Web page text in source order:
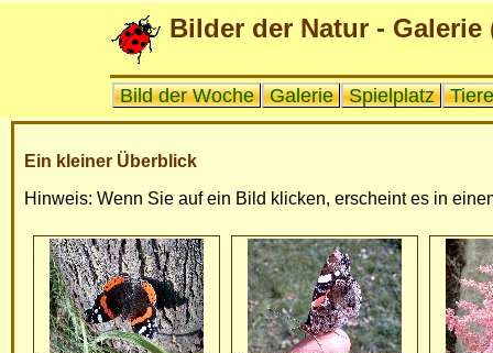
Bilder der Natur - Galerie
Bild der Woche Galerie Spielplatz Tiere
Ein kleiner Überblick
Hinweis: Wenn Sie auf ein Bild klicken, erscheint es in